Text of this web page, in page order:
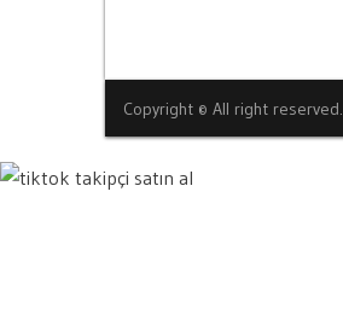
Copyright © All right reserved.